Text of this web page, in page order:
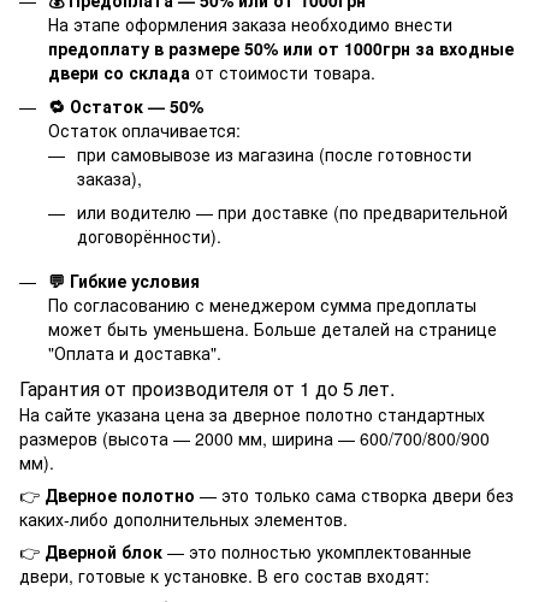
На этапе оформления заказа необходимо внести
предоплату в размере 50% или от 1000грн за входные
двери со склада от стоимости товара.
🔁 Остаток — 50%
Остаток оплачивается:
при самовывозе из магазина (после готовности
заказа),
или водителю — при доставке (по предварительной
договорённости).
💬 Гибкие условия
По согласованию с менеджером сумма предоплаты
может быть уменьшена. Больше деталей на странице
"Оплата и доставка".
Гарантия от производителя от 1 до 5 лет.
На сайте указана цена за дверное полотно стандартных
размеров (высота — 2000 мм, ширина — 600/700/800/900
мм).
👉 Дверное полотно — это только сама створка двери без
каких-либо дополнительных элементов.
👉 Дверной блок — это полностью укомплектованные
двери, готовые к установке. В его состав входят: